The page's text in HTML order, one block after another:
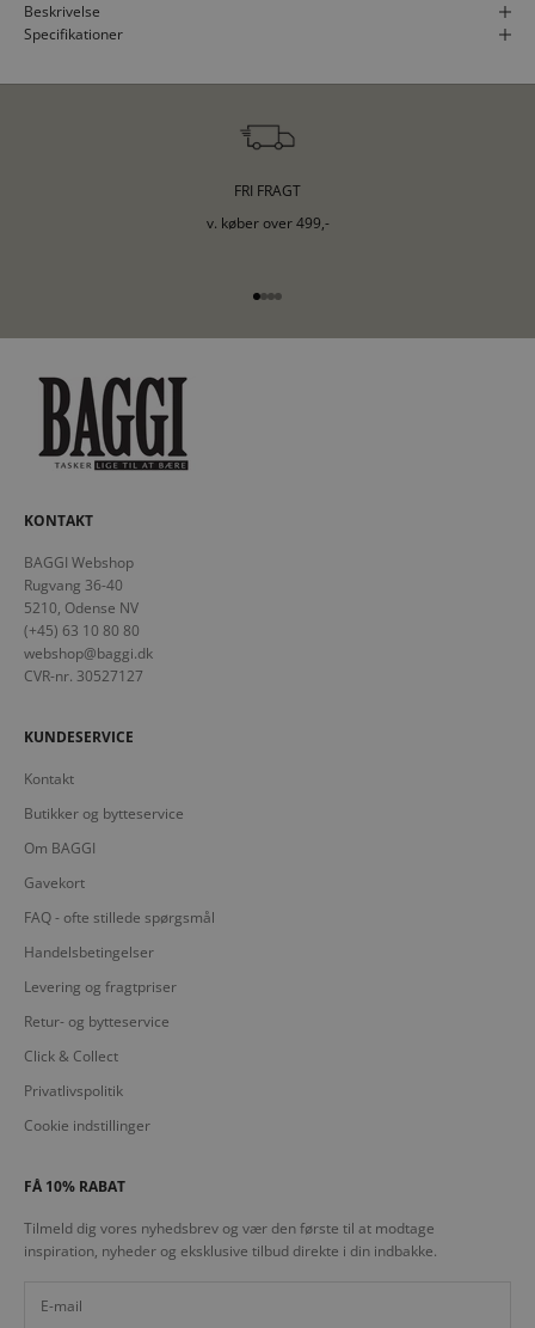
Beskrivelse
Specifikationer
FRI FRAGT
v. køber over 499,-
Gå til element 1
Gå til element 2
Gå til element 3
Gå til element 4
KONTAKT
BAGGI Webshop
Rugvang 36-40
5210, Odense NV
(+45) 63 10 80 80
webshop@baggi.dk
CVR-nr. 30527127
KUNDESERVICE
Kontakt
Butikker og bytteservice
Om BAGGI
Gavekort
FAQ - ofte stillede spørgsmål
Handelsbetingelser
Levering og fragtpriser
Retur- og bytteservice
Click & Collect
Privatlivspolitik
Cookie indstillinger
FÅ 10% RABAT
Tilmeld dig vores nyhedsbrev og vær den første til at modtage
inspiration, nyheder og eksklusive tilbud direkte i din indbakke.